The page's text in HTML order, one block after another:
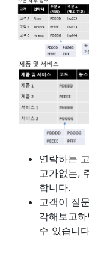
연락하는
고가없는,
합니다.
고객이 질
각해보고
수 있습니